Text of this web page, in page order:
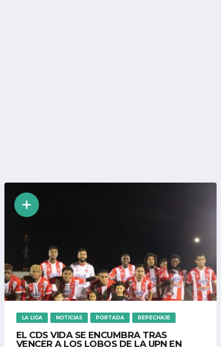
LA LIGA NOTICIAS PORTADA REPECHAJE
EL CDS VIDA SE ENCUMBRA TRAS
VENCER A LOS LOBOS DE LA UPN EN